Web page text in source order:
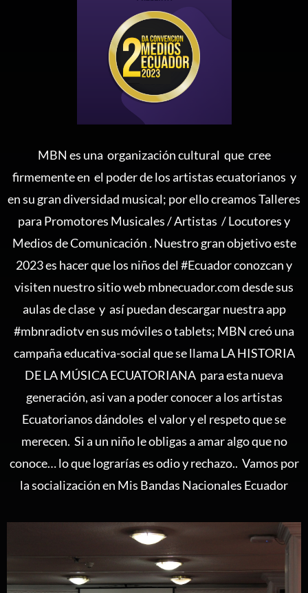
MBN es una organización cultural que cree
firmemente en el poder de los artistas ecuatorianos y
en su gran diversidad musical; por ello creamos Talleres
para Promotores Musicales / Artistas / Locutores y
Medios de Comunicación . Nuestro gran objetivo este
2023 es hacer que los niños del #Ecuador conozcan y
visiten nuestro sitio webmbnecuador.comdesde sus
aulas de clase y así puedan descargar nuestra app
#mbnradiotv en sus móviles o tablets; MBN creó una
campaña educativa-social que se llama LA HISTORIA
DE LA MÚSICA ECUATORIANA para esta nueva
generación, asi van a poder conocer a los artistas
Ecuatorianos dándoles el valor y el respeto que se
merecen. Si a un niño le obligas a amar algo que no
conoce… lo que lograrías es odio y rechazo.. Vamos por
la socialización en Mis Bandas Nacionales Ecuador